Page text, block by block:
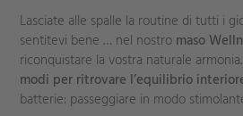
Lasciate alle spalle la routine di tutti i
sentitevi bene … nel nostro maso
riconquistare la vostra naturale
modi per ritrovare l’equilibrio
batterie: passeggiare in modo